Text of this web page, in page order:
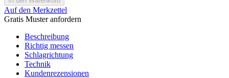
Auf den Merkzettel
Gratis Muster anfordern
Beschreibung
Richtig messen
Schlagrichtung
Technik
Kundenrezensionen